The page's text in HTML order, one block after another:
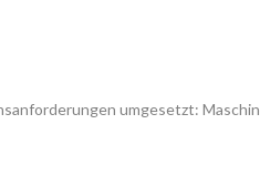
umgesetzt: